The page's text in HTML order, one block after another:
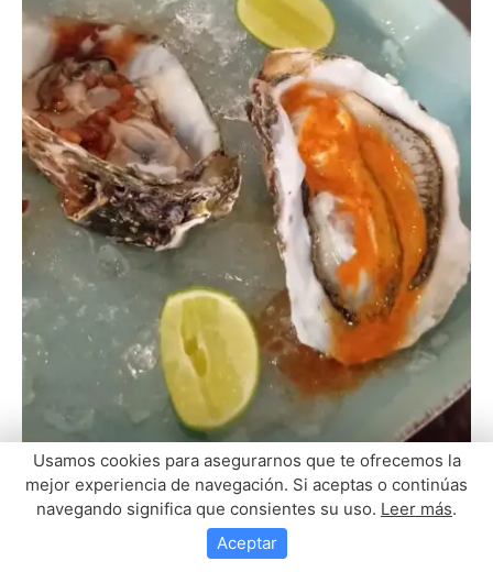
Usamos cookies para asegurarnos que te ofrecemos la
mejor experiencia de navegación. Si aceptas o continúas
navegando significa que consientes su uso. Leer más.
Aceptar